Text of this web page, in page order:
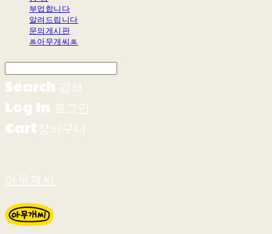
부업합니다
알려드립니다
문의게시판
ꔛ아무개씨ꔛ
Search 검색
Log In 로그인
Cart장바구니
아무개씨